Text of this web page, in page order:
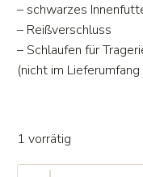
– schwarzes
– Reißverschluss
– Schlaufen für
(nicht im
1 vorrätig